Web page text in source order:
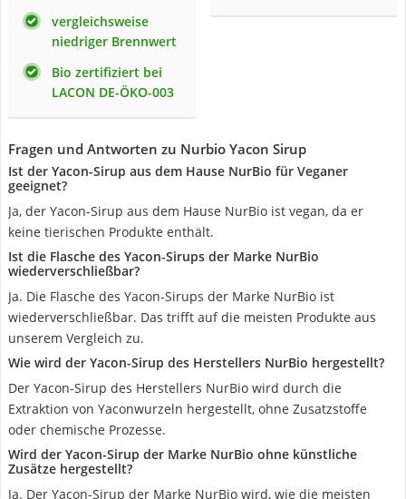
vergleichsweise
niedriger Brennwert
Bio zertifiziert bei
LACON DE-ÖKO-003
Fragen und Antworten zu Nurbio Yacon Sirup
Ist der Yacon-Sirup aus dem Hause NurBio für Veganer
geeignet?
Ja, der Yacon-Sirup aus dem Hause NurBio ist vegan, da er
keine tierischen Produkte enthält.
Ist die Flasche des Yacon-Sirups der Marke NurBio
wiederverschließbar?
Ja. Die Flasche des Yacon-Sirups der Marke NurBio ist
wiederverschließbar. Das trifft auf die meisten Produkte aus
unserem Vergleich zu.
Wie wird der Yacon-Sirup des Herstellers NurBio hergestellt?
Der Yacon-Sirup des Herstellers NurBio wird durch die
Extraktion von Yaconwurzeln hergestellt, ohne Zusatzstoffe
oder chemische Prozesse.
Wird der Yacon-Sirup der Marke NurBio ohne künstliche
Zusätze hergestellt?
Ja. Der Yacon-Sirup der Marke NurBio wird, wie die meisten